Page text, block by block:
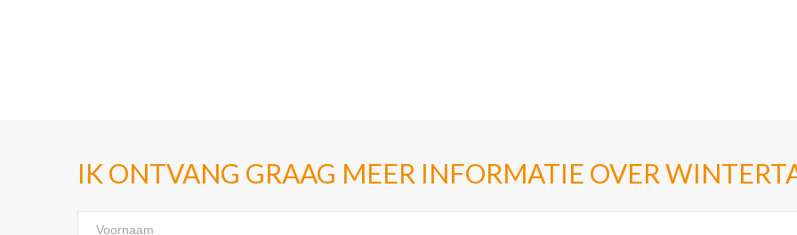
IK ONTVANG GRAAG MEER INFORMATIE OVER